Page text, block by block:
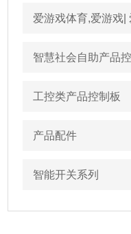
爱游戏体育,爱游戏|
智慧社会自助产品
工控类产品控制板
产品配件
智能开关系列